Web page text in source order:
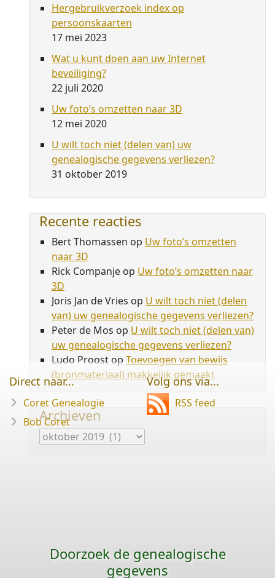
Hergebruikverzoek index op
persoonskaarten
17 mei 2023
Wat u kunt doen aan uw Internet
beveiliging?
22 juli 2020
Uw foto’s omzetten naar 3D
12 mei 2020
U wilt toch niet (delen van) uw
genealogische gegevens verliezen?
31 oktober 2019
Recente reacties
Bert Thomassen op Uw foto’s omzetten
naar 3D
Rick Companje op Uw foto’s omzetten naar
3D
Joris Jan de Vries op U wilt toch niet (delen
van) uw genealogische gegevens verliezen?
Peter de Mos op U wilt toch niet (delen van)
uw genealogische gegevens verliezen?
Ludo Proostop Toevoegen van bewijs
(bronmateriaal) makkelijk gemaakt
Archieven
Archieven
Direct naar...
Coret Genealogie
Bob Coret
Volg ons via...
RSS feed
Doorzoek de genealogische
gegevens